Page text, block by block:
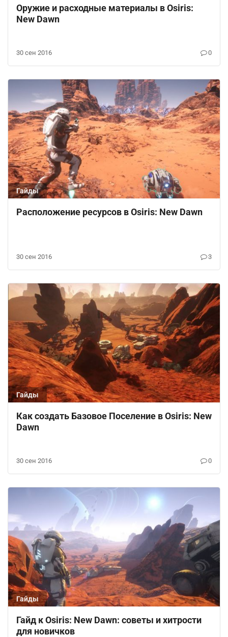
Оружие и расходные материалы в Osiris:
New Dawn
30 сен 2016 0
Гайды
Расположение ресурсов в Osiris: New Dawn
30 сен 2016 3
Гайды
Как создать Базовое Поселение в Osiris: New
Dawn
30 сен 2016 0
Гайды
Гайд к Osiris: New Dawn: советы и хитрости
для новичков